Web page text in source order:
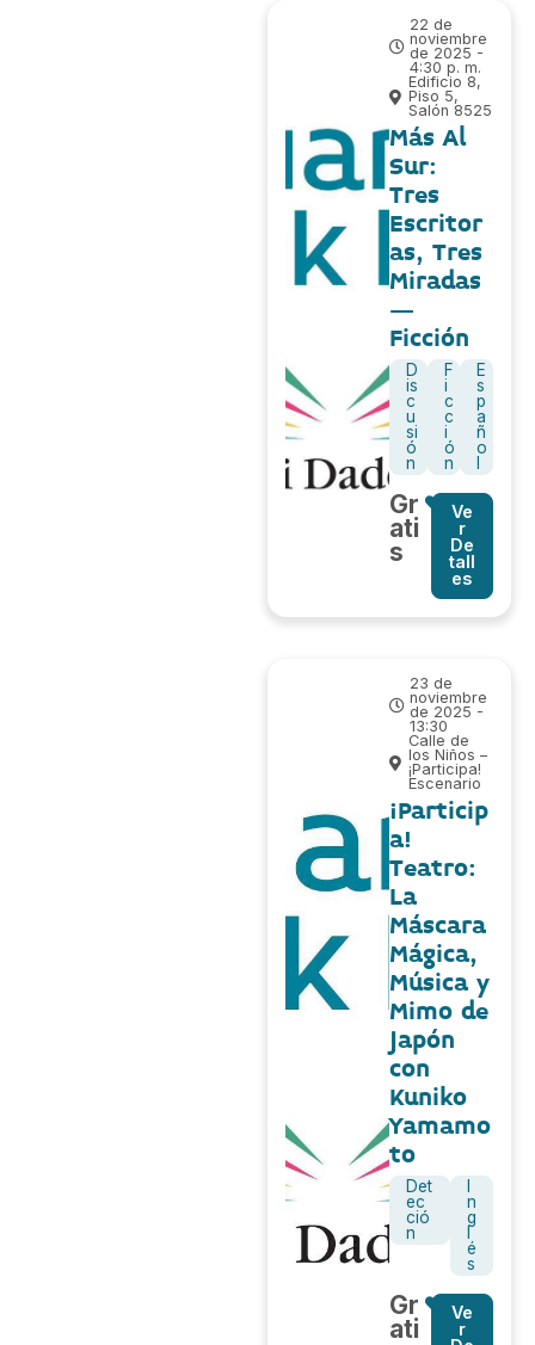
22 de
noviembre
de 2025 -
4:30 p. m.
Edificio 8,
Piso 5,
Salón 8525
Más Al
Sur:
Tres
Escritor
as, Tres
Miradas
–
Ficción
D
is
c
u
si
ó
n
F
i
c
c
i
ó
n
E
s
p
a
ñ
o
Gr
ati
s
Ve
r
De
tall
es
23 de
noviembre
de 2025 -
13:30
Calle de
los Niños –
¡Participa!
Escenario
¡Particip
a!
Teatro:
La
Máscara
Mágica,
Música y
Mimo de
Japón
con
Kuniko
Yamamo
to
Det
ec
ció
n
n
g
l
é
s
Gr
ati
Ve
r